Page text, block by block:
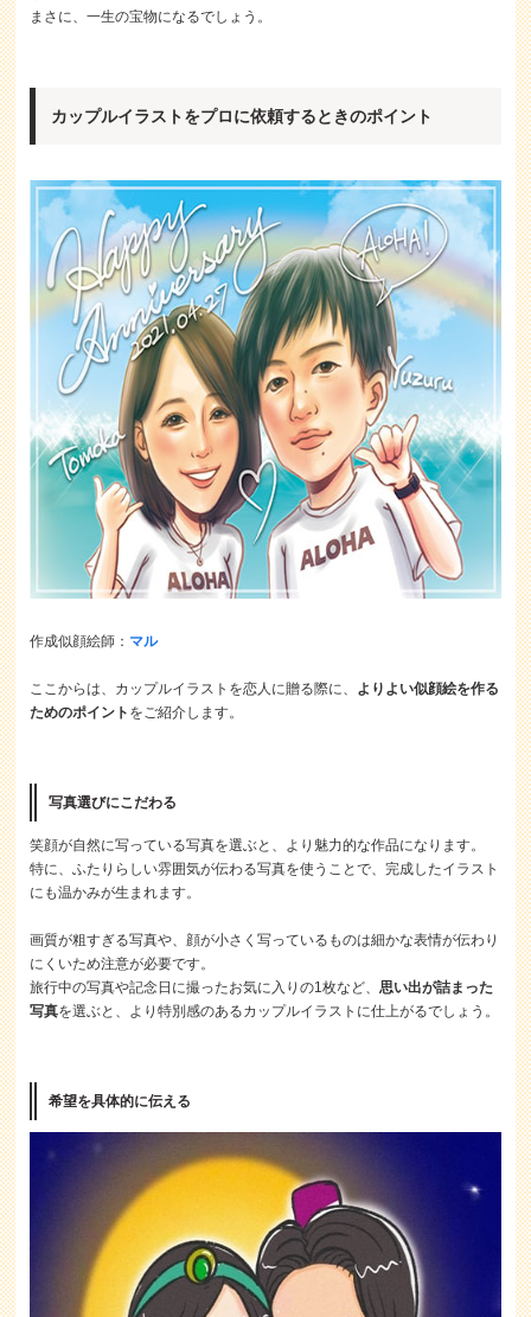
まさに、一生の宝物になるでしょう。
カップルイラストをプロに依頼するときのポイント
作成似顔絵師： マル
ここからは、カップルイラストを恋人に贈る際に、 よりよい似顔絵を作る
ためのポイント をご紹介します。
写真選びにこだわる
笑顔が自然に写っている写真を選ぶと、より魅力的な作品になります。
特に、ふたりらしい雰囲気が伝わる写真を使うことで、完成したイラスト
にも温かみが生まれます。
画質が粗すぎる写真や、顔が小さく写っているものは細かな表情が伝わり
にくいため注意が必要です。
旅行中の写真や記念日に撮ったお気に入りの1枚など、思い出が詰まった
写真を選ぶと、より特別感のあるカップルイラストに仕上がるでしょう。
希望を具体的に伝える